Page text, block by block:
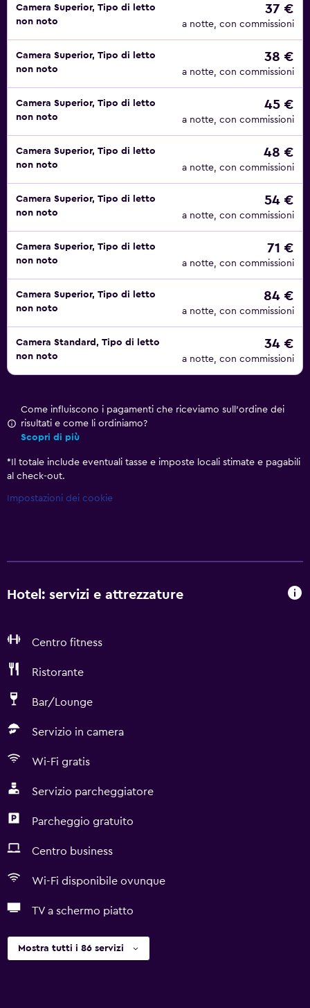
Camera Superior, Tipo di letto
non noto
37 €
a notte, con commissioni
Camera Superior, Tipo di letto
non noto
38 €
a notte, con commissioni
Camera Superior, Tipo di letto
non noto
45 €
a notte, con commissioni
Camera Superior, Tipo di letto
non noto
48 €
a notte, con commissioni
Camera Superior, Tipo di letto
non noto
54 €
a notte, con commissioni
Camera Superior, Tipo di letto
non noto
71 €
a notte, con commissioni
Camera Superior, Tipo di letto
non noto
84 €
a notte, con commissioni
Camera Standard, Tipo di letto
non noto
34 €
a notte, con commissioni
Come influiscono i pagamenti che riceviamo sull'ordine dei
risultati e come li ordiniamo?
Scopri di più
* Il totale include eventuali tasse e imposte locali stimate e pagabili
al check-out.
Impostazioni dei cookie
Hotel: servizi e attrezzature
Centro fitness
Ristorante
Bar/Lounge
Servizio in camera
Wi-Fi gratis
Servizio parcheggiatore
Parcheggio gratuito
Centro business
Wi-Fi disponibile ovunque
TV a schermo piatto
Mostra tutti i 86 servizi